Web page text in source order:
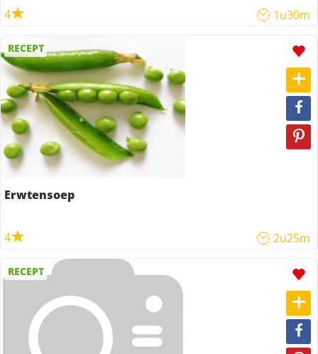
4 1u30m
RECEPT
Erwtensoep
4 2u25m
RECEPT